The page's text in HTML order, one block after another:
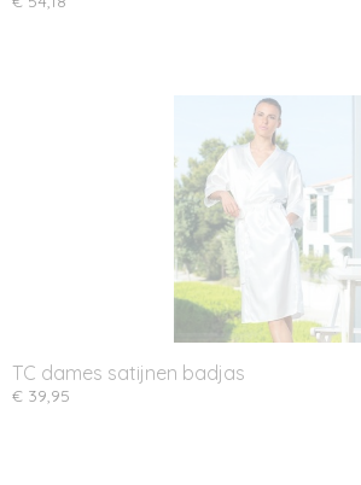
TC dames satijnen badjas
€ 39,95